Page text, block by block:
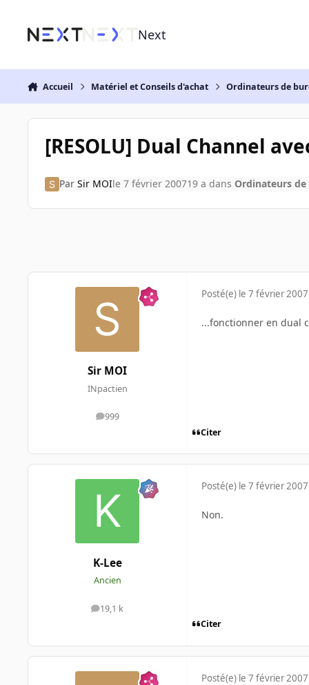
Next
Accueil Matériel et Conseils d'achat Ordinateurs de
[RESOLU] Dual Channel
Par Sir MOIle 7 février 200719 a dans Ordinateurs
Sir MOI
INpactien
999
messages
Posté(e) le 7 février 2007
...fonctionner en dual
Citer
K-Lee
Ancien
19,1 k
messages
Posté(e) le 7 février 2007
Non.
Citer
Posté(e) le 7 février 2007